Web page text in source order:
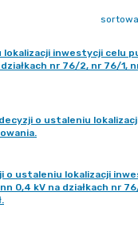
inwestycji celu
nr 76/2, nr 76/1,
o ustaleniu
o ustaleniu lokalizacji
0,4 kV na działkach nr